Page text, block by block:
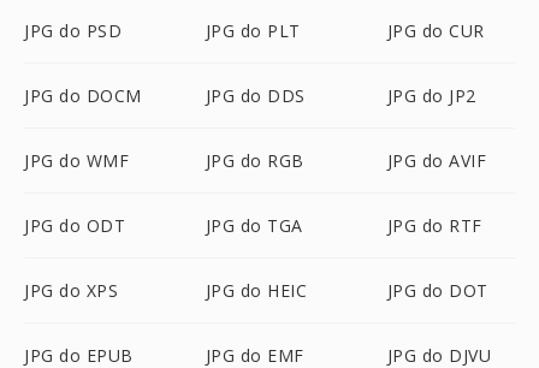
JPG do PSD JPG do PLT JPG do CUR
JPG do DOCM JPG do DDS JPG do JP2
JPG do WMF JPG do RGB JPG do AVIF
JPG do ODT JPG do TGA JPG do RTF
JPG do XPS JPG do HEIC JPG do DOT
JPG do EPUB JPG do EMF JPG do DJVU